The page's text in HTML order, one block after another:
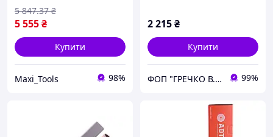
5 555₴
5 847.37 ₴
Купити
Maxi_Tools 98%
2 215₴
Купити
ФОП "ГРЕЧКО В. Д." 99%